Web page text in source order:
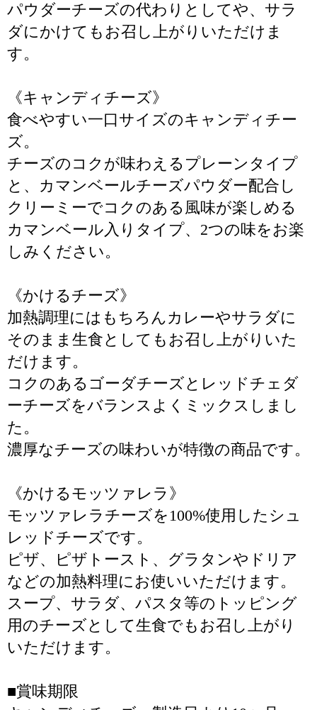
パウダーチーズの代わりとしてや、サラ
ダにかけてもお召し上がりいただけま
す。
《キャンディチーズ》
食べやすい一口サイズのキャンディチー
ズ。
チーズのコクが味わえるプレーンタイプ
と、カマンベールチーズパウダー配合し
クリーミーでコクのある風味が楽しめる
カマンベール入りタイプ、2つの味をお楽
しみください。
《かけるチーズ》
加熱調理にはもちろんカレーやサラダに
そのまま生食としてもお召し上がりいた
だけます。
コクのあるゴーダチーズとレッドチェダ
ーチーズをバランスよくミックスしまし
た。
濃厚なチーズの味わいが特徴の商品です。
《かけるモッツァレラ》
モッツァレラチーズを100%使用したシュ
レッドチーズです。
ピザ、ピザトースト、グラタンやドリア
などの加熱料理にお使いいただけます。
スープ、サラダ、パスタ等のトッピング
用のチーズとして生食でもお召し上がり
いただけます。
■賞味期限